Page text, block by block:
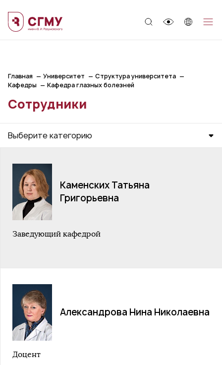
Главная Университет
Структура университета
Кафедры
Кафедра глазных болезней
Сотрудники
Выберите категорию
Каменских Татьяна
Григорьевна
Заведующий кафедрой
Александрова Нина Николаевна
Доцент